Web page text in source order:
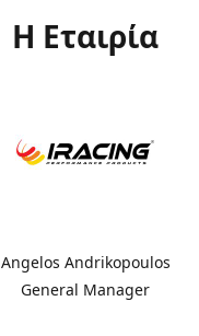
Η Εταιρία
Angelos Andrikopoulos
General Manager